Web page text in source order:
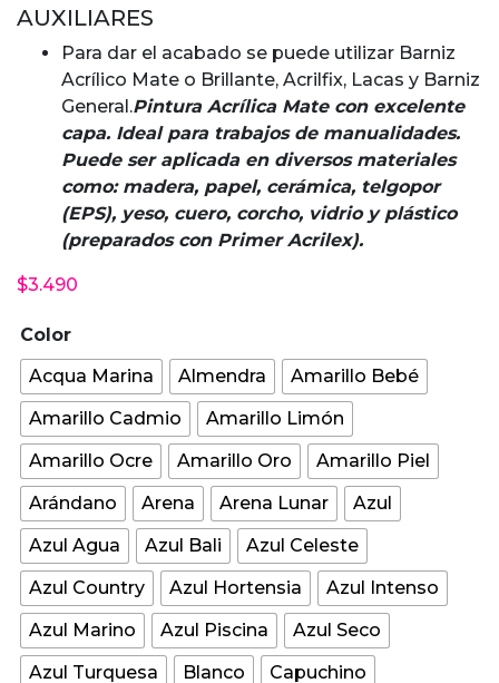
$3.490
AUXILIARES
Para dar el acabado se puede utilizar Barniz
Acrílico Mate o Brillante, Acrilfix, Lacas y Barniz
General.Pintura Acrílica Mate con excelente
capa. Ideal para trabajos de manualidades.
Puede ser aplicada en diversos materiales
como: madera, papel, cerámica, telgopor
(EPS), yeso, cuero, corcho, vidrio y plástico
(preparados con Primer Acrilex).
Color
Acqua Marina
Almendra
Amarillo Bebé
Amarillo Cadmio
Amarillo Limón
Amarillo Ocre
Amarillo Oro
Amarillo Piel
Arándano
Arena Arena Lunar
Azul
Azul Agua
Azul Bali
Azul Celeste
Azul Country
Azul Hortensia
Azul Intenso
Azul Marino
Azul Piscina
Azul Seco
Azul Turquesa
Blanco
Capuchino